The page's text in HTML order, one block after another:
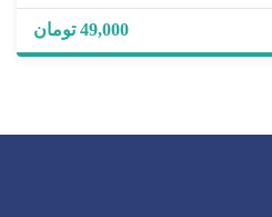
49,000 تومان